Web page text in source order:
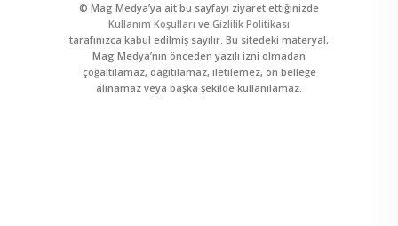
© Mag Medya’ya ait bu sayfayı ziyaret ettiğinizde
Kullanım Koşulları ve Gizlilik Politikası
tarafınızca kabul edilmiş sayılır. Bu sitedeki materyal,
Mag Medya’nın önceden yazılı izni olmadan
çoğaltılamaz, dağıtılamaz, iletilemez, ön belleğe
alınamaz veya başka şekilde kullanılamaz.